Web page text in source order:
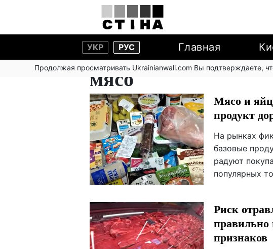
УКР РУС Главная
Продолжая просматривать Ukrainianwall.com Вы подтверждаете,
мясо
Мясо и
продукт
На рынках
базовые
радуют
популярных
Риск
признаков